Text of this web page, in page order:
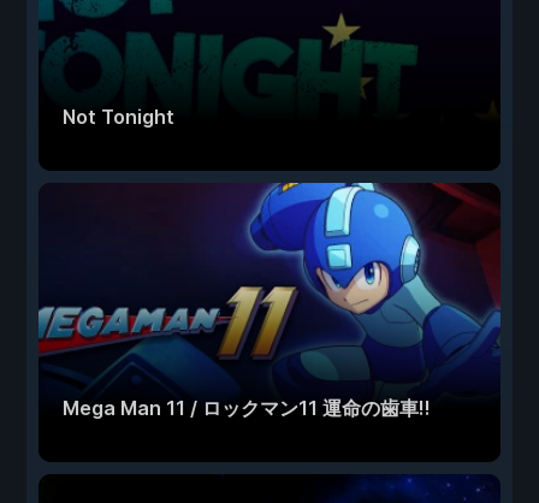
Not Tonight
Mega Man 11 / ロックマン11 運命の歯車!!